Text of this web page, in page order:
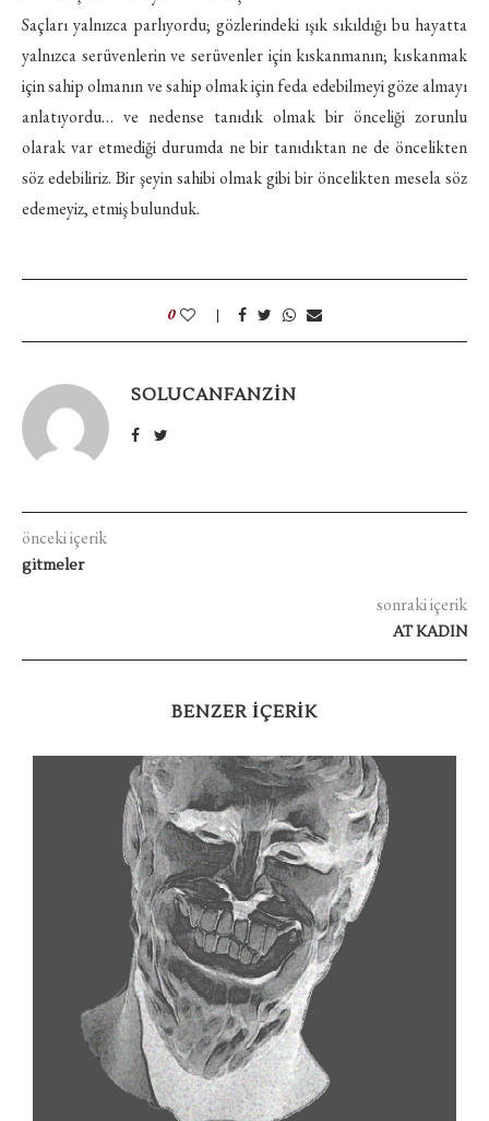
Saçları yalnızca parlıyordu; gözlerindeki ışık sıkıldığı bu hayatta
yalnızca serüvenlerin ve serüvenler için kıskanmanın; kıskanmak
için sahip olmanın ve sahip olmak için feda edebilmeyi göze almayı
anlatıyordu… ve nedense tanıdık olmak bir önceliği zorunlu
olarak var etmediği durumda ne bir tanıdıktan ne de öncelikten
söz edebiliriz. Bir şeyin sahibi olmak gibi bir öncelikten mesela söz
edemeyiz, etmiş bulunduk.
0
SOLUCANFANZIN
önceki içerik
gitmeler
sonraki içerik
AT KADIN
BENZER IÇERIK